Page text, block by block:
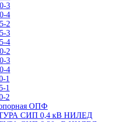
3
4
2
3
4
2
3
4
1
1
2
ОПФ
СИП 0,4 кВ НИЛЕД